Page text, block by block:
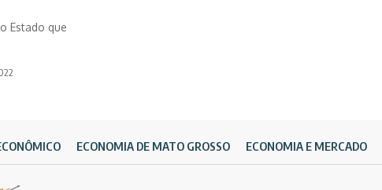
Estado que
ECONOMIA DE MATO GROSSO ECONOMIA E MERCADO